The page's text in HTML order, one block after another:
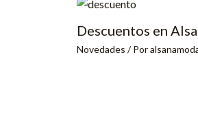
Descuentos en
Novedades / Por